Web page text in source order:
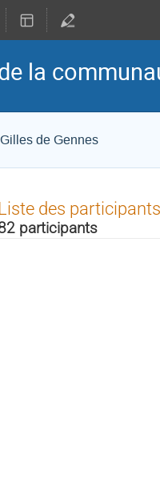
la
de Gennes
Liste des participants
participants